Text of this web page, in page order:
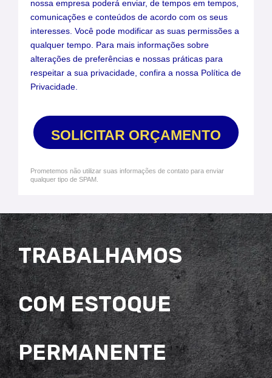
nossa empresa poderá enviar, de tempos em tempos,
comunicações e conteúdos de acordo com os seus
interesses. Você pode modificar as suas permissões a
qualquer tempo. Para mais informações sobre
alterações de preferências e nossas práticas para
respeitar a sua privacidade, confira a nossa Política de
Privacidade.
SOLICITAR ORÇAMENTO
Prometemos não utilizar suas informações de contato para enviar
qualquer tipo de SPAM.
TRABALHAMOS
COM ESTOQUE
PERMANENTE